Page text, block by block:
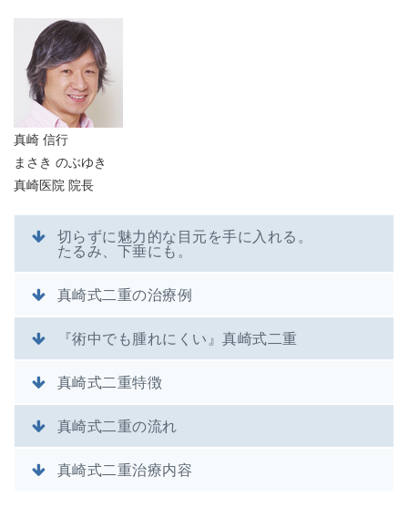
真崎 信行
まさき のぶゆき
真崎医院 院長
切らずに魅力的な目元を手に入れる。
たるみ、下垂にも。
真崎式二重の治療例
『術中でも腫れにくい』真崎式二重
真崎式二重特徴
真崎式二重の流れ
真崎式二重治療内容